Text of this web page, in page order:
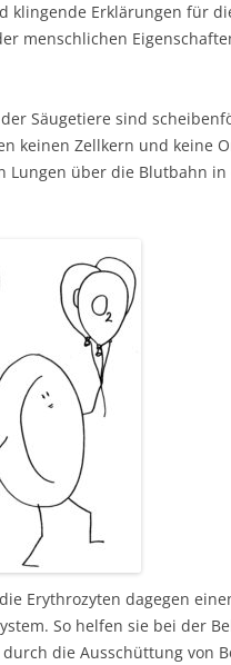
Erklärungen für
menschlichen
Säugetiere sind
keinen Zellkern und keine
Lungen über die Blutbahn in
Erythrozyten dagegen
So helfen sie bei der
die Ausschüttung von